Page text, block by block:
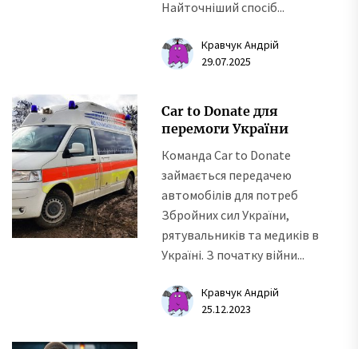
Найточніший спосіб...
Кравчук Андрій
29.07.2025
Car to Donate для
перемоги України
Команда Car to Donate
займається передачею
автомобілів для потреб
Збройних сил України,
рятувальників та медиків в
Україні. З початку війни...
Кравчук Андрій
25.12.2023